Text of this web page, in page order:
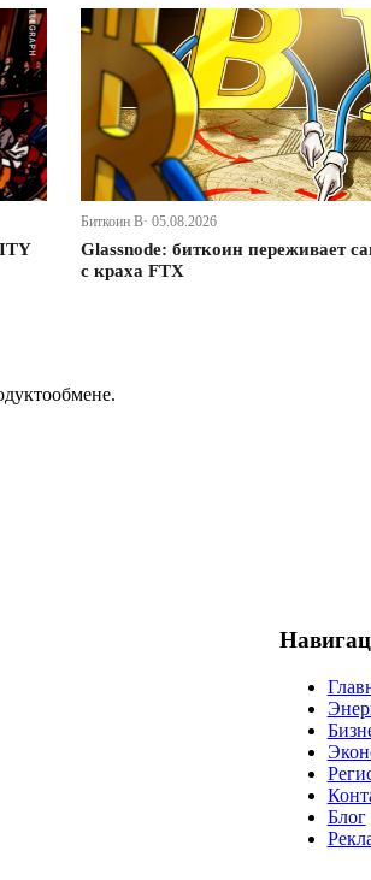
Биткоин В· 05.08.2026
Glassnode: биткоин переживает
с краха FTX
Блог